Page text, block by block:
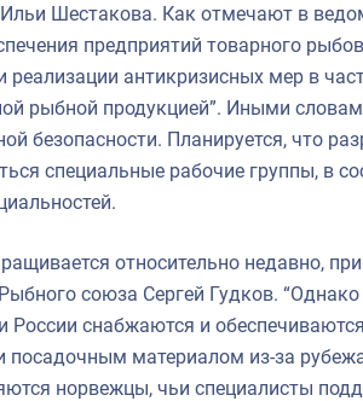
Шестакова. Как отмечают в
предприятий товарного
антикризисных мер в
рыбной продукцией”. Иными
безопасности. Планируется, что
специальные рабочие группы, в
относительно недавно,
союза Сергей Гудков.
России снабжаются и
посадочным материалом из-за
норвежцы, чьи специалисты